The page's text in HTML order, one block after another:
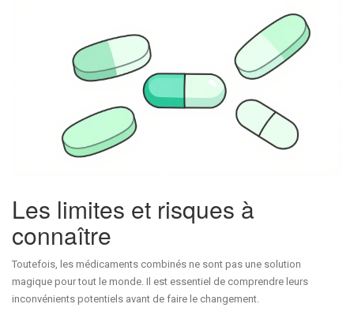
Les limites et risques à
connaître
Toutefois, les médicaments combinés ne sont pas une solution
magique pour tout le monde. Il est essentiel de comprendre leurs
inconvénients potentiels avant de faire le changement.